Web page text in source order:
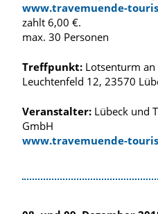
www.travemuende-
zahlt 6,00 €.
max. 30 Personen
Treffpunkt: Lotsenturm an
Leuchtenfeld 12, 23570
Veranstalter: Lübeck und
GmbH
www.travemuende-